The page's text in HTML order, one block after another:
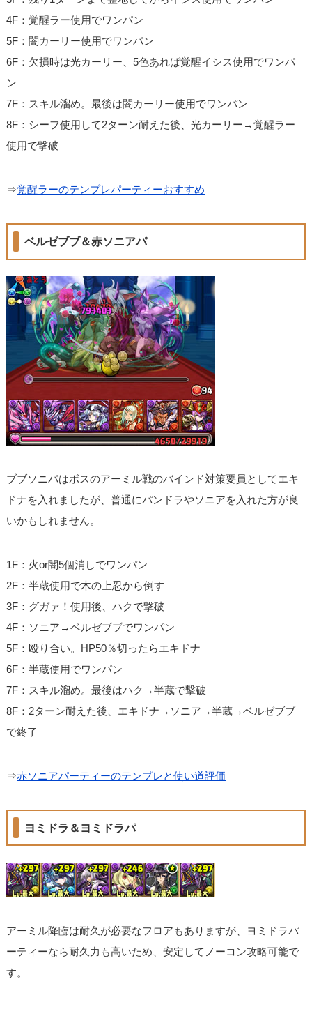
4F：覚醒ラー使用でワンパン
5F：闇カーリー使用でワンパン
6F：欠損時は光カーリー、5色あれば覚醒イシス使用でワンパ
ン
7F：スキル溜め。最後は闇カーリー使用でワンパン
8F：シーフ使用して2ターン耐えた後、光カーリー→覚醒ラー
使用で撃破
⇒覚醒ラーのテンプレパーティーおすすめ
ベルゼブブ＆赤ソニアパ
ブブソニパはボスのアーミル戦のバインド対策要員としてエキ
ドナを入れましたが、普通にパンドラやソニアを入れた方が良
いかもしれません。
1F：火or闇5個消しでワンパン
2F：半蔵使用で木の上忍から倒す
3F：グガァ！使用後、ハクで撃破
4F：ソニア→ベルゼブブでワンパン
5F：殴り合い。HP50％切ったらエキドナ
6F：半蔵使用でワンパン
7F：スキル溜め。最後はハク→半蔵で撃破
8F：2ターン耐えた後、エキドナ→ソニア→半蔵→ベルゼブブ
で終了
⇒赤ソニアパーティーのテンプレと使い道評価
ヨミドラ＆ヨミドラパ
アーミル降臨は耐久が必要なフロアもありますが、ヨミドラパ
ーティーなら耐久力も高いため、安定してノーコン攻略可能で
す。